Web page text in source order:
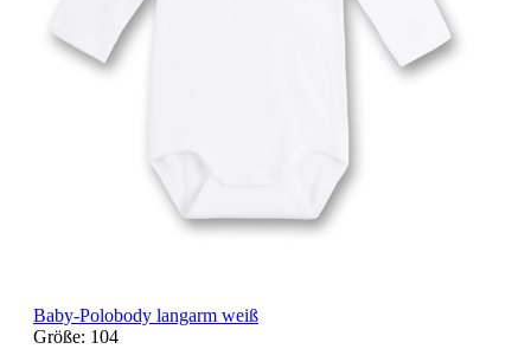
Baby-Polobody langarm weiß
Größe: 104